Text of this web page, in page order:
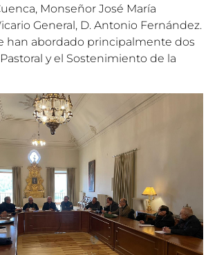
Monseñor José María
General, D. Antonio Fernández.
han abordado principalmente dos
y el Sostenimiento de la